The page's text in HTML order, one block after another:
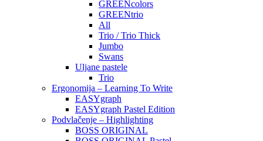
GREENcolors
GREENtrio
All
Trio / Trio Thick
Jumbo
Swans
Uljane pastele
Trio
Ergonomija – Learning To Write
EASYgraph
EASYgraph Pastel Edition
Podvlačenje – Highlighting
BOSS ORIGINAL